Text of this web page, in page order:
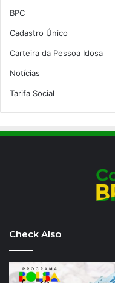
BPC
Cadastro Único
Carteira da Pessoa Idosa
Notícias
Tarifa Social
Check Also